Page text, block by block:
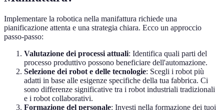
Implementare la robotica nella manifattura richiede una
pianificazione attenta e una strategia chiara. Ecco un approccio
passo-passo:
Valutazione dei processi attuali: Identifica quali parti del
processo produttivo possono beneficiare dell'automazione.
Selezione dei robot e delle tecnologie: Scegli i robot più
adatti in base alle esigenze specifiche della tua fabbrica. Ci
sono differenze significative tra i robot industriali tradizionali
e i robot collaborativi.
Formazione del personale: Investi nella formazione dei tuoi